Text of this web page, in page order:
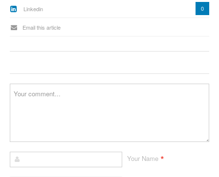
Linkedin 0
Email this article
Your Name *